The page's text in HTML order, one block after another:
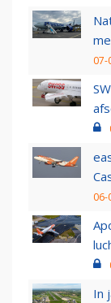
07-
06-
In